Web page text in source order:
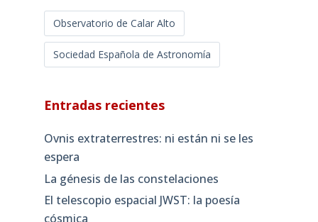
Observatorio de Calar Alto
Sociedad Española de Astronomía
Entradas recientes
Ovnis extraterrestres: ni están ni se les
espera
La génesis de las constelaciones
El telescopio espacial JWST: la poesía
cósmica